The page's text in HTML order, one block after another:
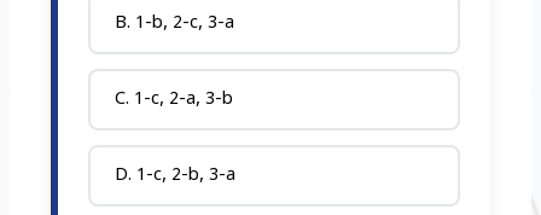
B. 1-b, 2-c, 3-a
C. 1-c, 2-a, 3-b
D. 1-c, 2-b, 3-a